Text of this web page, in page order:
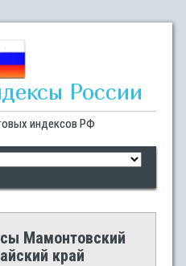
России
индексов РФ
Мамонтовский
край